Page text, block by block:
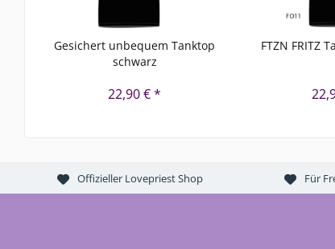
Gesichert unbequem Tanktop
schwarz
22,90 € *
FTZN FRITZ
Offizieller Lovepriest Shop Für